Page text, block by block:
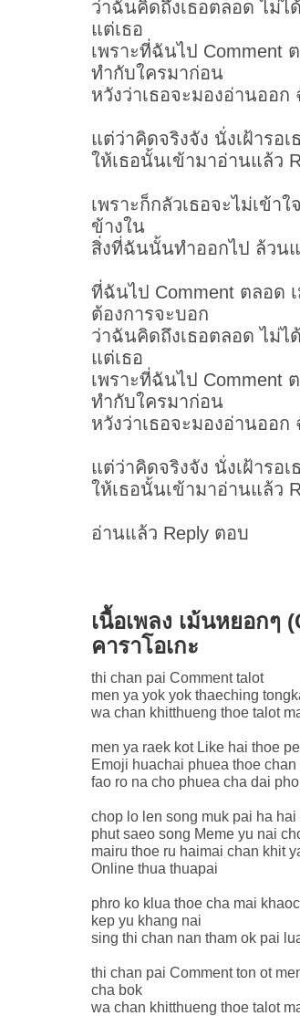
ว่าฉันคิดถึงเธอตลอด ไม่ไ
แต่เธอ
เพราะที่ฉันไป Comment
ทำกับใครมาก่อน
หวังว่าเธอจะมองอ่านออ
แต่ว่าคิดจริงจัง นั่งเฝ้ารอเ
ให้เธอนั้นเข้ามาอ่านแล้ว
เพราะก็กลัวเธอจะไม่เข้า
ข้างใน
สิ่งที่ฉันนั้นทำออกไป ล้วน
ที่ฉันไป Comment ตลอด
ต้องการจะบอก
ว่าฉันคิดถึงเธอตลอด ไม่ไ
แต่เธอ
เพราะที่ฉันไป Comment
ทำกับใครมาก่อน
หวังว่าเธอจะมองอ่านออ
แต่ว่าคิดจริงจัง นั่งเฝ้ารอเ
ให้เธอนั้นเข้ามาอ่านแล้ว
อ่านแล้ว Reply ตอบ
เนื้อเพลง เม้นหยอกๆ
คาราโอเกะ
thi chan pai Comment talot
men ya yok yok thaeching
wa chan khitthueng thoe talot
men ya raek kot Like hai thoe
Emoji huachai phuea thoe
fao ro na cho phuea cha dai
chop lo len song muk pai ha hai
phut saeo song Meme yu nai
mairu thoe ru haimai chan khit
Online thua thuapai
phro ko klua thoe cha mai
kep yu khang nai
sing thi chan nan tham ok pai
thi chan pai Comment ton ot
cha bok
wa chan khitthueng thoe talot